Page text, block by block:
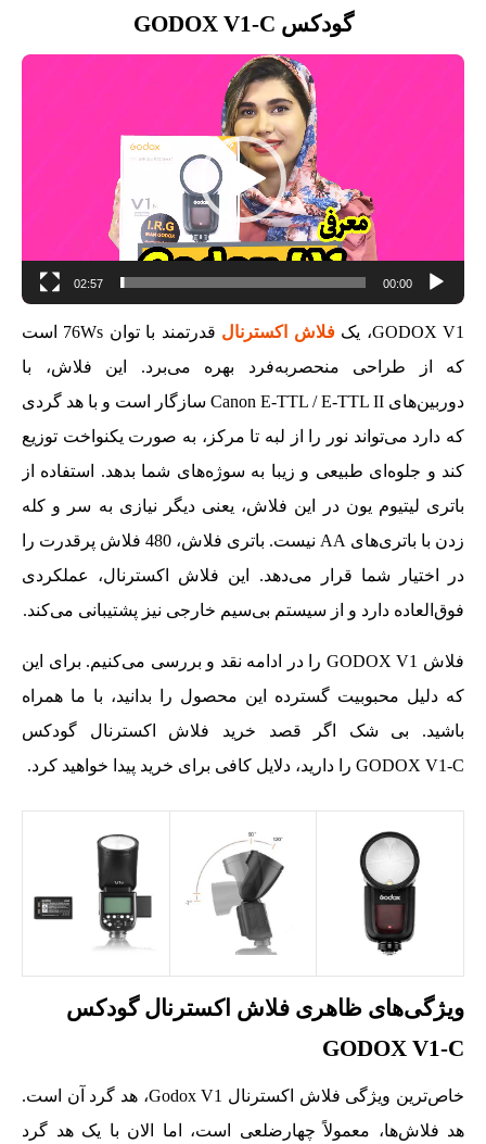
گودکس GODOX V1-C
نمایشگر
ویدیو
00:00
02:57
GODOX V1، یک فلاش اکسترنال
قدرتمند با توان 76Ws است
که از طراحی منحصربه‌فرد بهره می‌برد. این فلاش، با
دوربین‌های Canon E-TTL / E-TTL II سازگار است و با هد گردی
که دارد می‌تواند نور را از لبه تا مرکز، به صورت یکنواخت توزیع
کند و جلوه‌ای طبیعی و زیبا به سوژه‌های شما بدهد. استفاده از
باتری لیتیوم یون در این فلاش، یعنی دیگر نیازی به سر و کله
زدن با باتری‌های AA نیست. باتری فلاش، 480 فلاش پرقدرت را
در اختیار شما قرار می‌دهد. این فلاش اکسترنال، عملکردی
فوق‌العاده دارد و از سیستم بی‌سیم خارجی نیز پشتیبانی می‌کند.
فلاش GODOX V1 را در ادامه نقد و بررسی می‌کنیم. برای این
که دلیل محبوبیت گسترده این محصول را بدانید، با ما همراه
باشید. بی شک اگر قصد خرید فلاش اکسترنال گودکس
GODOX V1-C را دارید، دلایل کافی برای خرید پیدا خواهید کرد.
ویژگی‌های ظاهری فلاش اکسترنال گودکس
GODOX V1-C
خاص‌ترین ویژگی فلاش اکسترنال Godox V1، هد گرد آن است.
هد فلاش‌ها، معمولاً چهارضلعی است، اما الان با یک هد گرد